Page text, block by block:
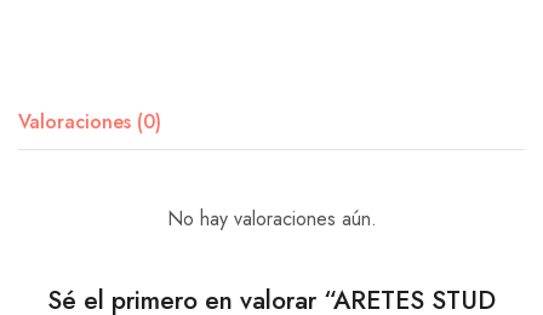
Valoraciones (0)
No hay valoraciones aún.
Sé el primero en valorar “ARETES STUD